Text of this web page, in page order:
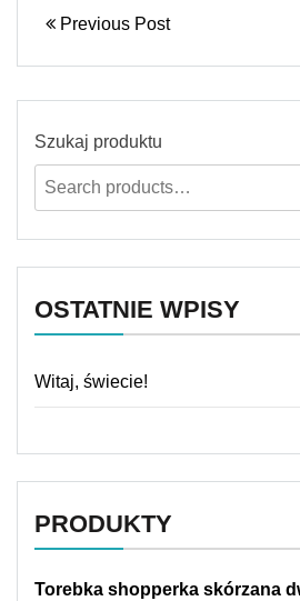
Previous Post
Szukaj produktu
OSTATNIE WPISY
Witaj, świecie!
PRODUKTY
Torebka shopperka skórzana